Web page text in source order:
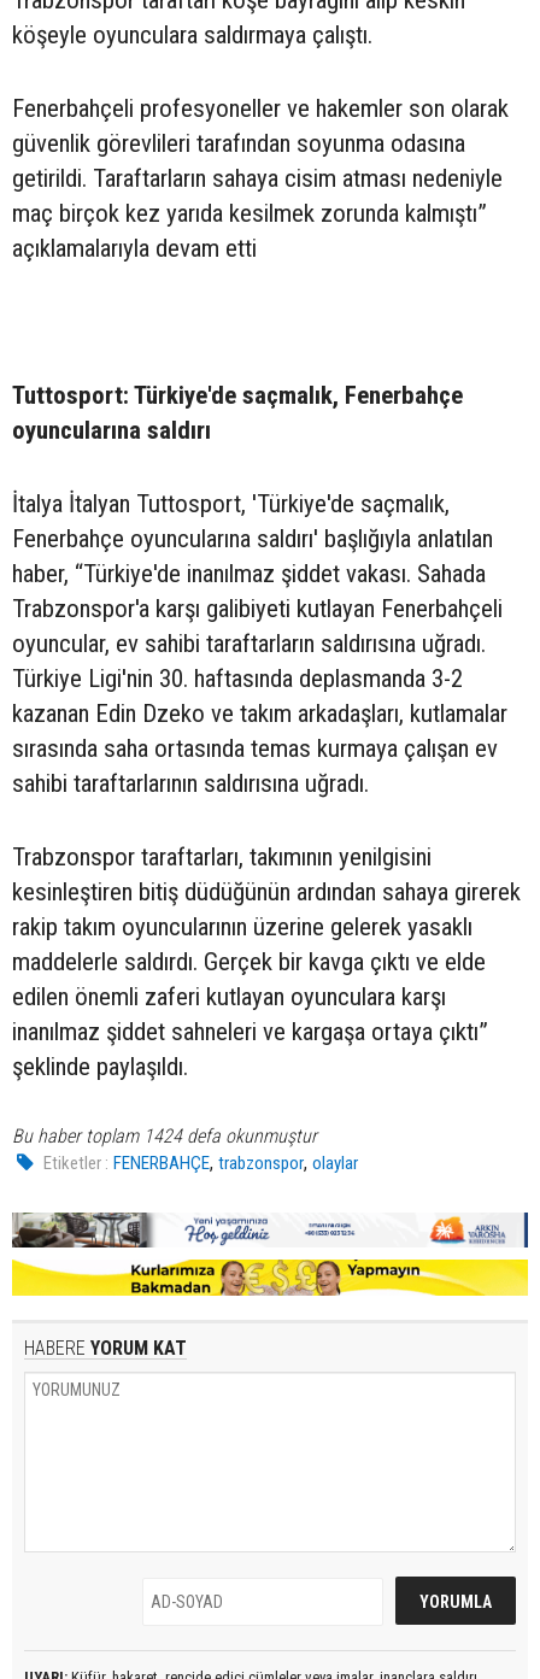
köşeyle oyunculara saldırmaya çalıştı.
Fenerbahçeli profesyoneller ve hakemler son olarak
güvenlik görevlileri tarafından soyunma odasına
getirildi. Taraftarların sahaya cisim atması nedeniyle
maç birçok kez yarıda kesilmek zorunda kalmıştı”
açıklamalarıyla devam etti
Tuttosport: Türkiye'de saçmalık, Fenerbahçe
oyuncularına saldırı
İtalya İtalyan Tuttosport, 'Türkiye'de saçmalık,
Fenerbahçe oyuncularına saldırı' başlığıyla anlatılan
haber, “Türkiye'de inanılmaz şiddet vakası. Sahada
Trabzonspor'a karşı galibiyeti kutlayan Fenerbahçeli
oyuncular, ev sahibi taraftarların saldırısına uğradı.
Türkiye Ligi'nin 30. haftasında deplasmanda 3-2
kazanan Edin Dzeko ve takım arkadaşları, kutlamalar
sırasında saha ortasında temas kurmaya çalışan ev
sahibi taraftarlarının saldırısına uğradı.
Trabzonspor taraftarları, takımının yenilgisini
kesinleştiren bitiş düdüğünün ardından sahaya girerek
rakip takım oyuncularının üzerine gelerek yasaklı
maddelerle saldırdı. Gerçek bir kavga çıktı ve elde
edilen önemli zaferi kutlayan oyunculara karşı
inanılmaz şiddet sahneleri ve kargaşa ortaya çıktı”
şeklinde paylaşıldı.
Bu haber toplam 1424 defa okunmuştur
Etiketler : FENERBAHÇE,trabzonspor,olaylar
HABERE YORUM KAT